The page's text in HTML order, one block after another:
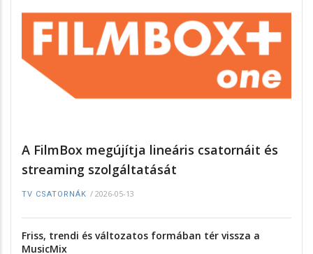
A FilmBox megújítja lineáris csatornáit és
streaming szolgáltatását
TV CSATORNÁK / 2026-05-13
Friss, trendi és változatos formában tér vissza a
MusicMix